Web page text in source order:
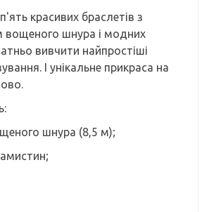
красивих браслетів з
вощеного шнура і модних
вивчити найпростіші
І унікальне прикраса на
шнура (8,5 м);